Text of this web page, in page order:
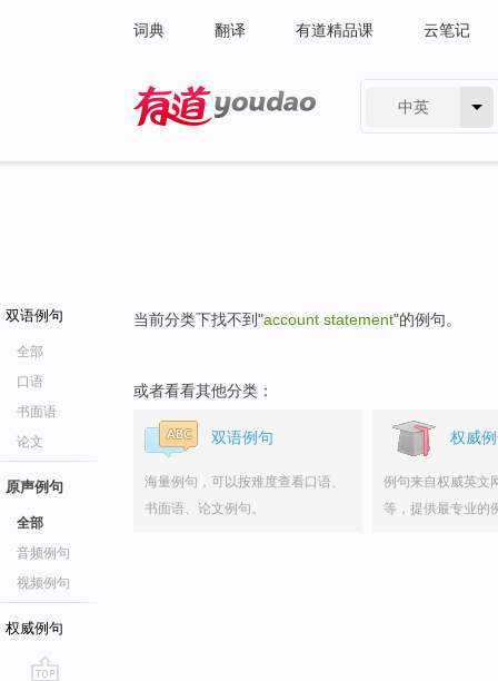
词典 翻译 有道精品课 云笔记
中英
双语例句
全部
口语
书面语
论文
原声例句
全部
音频例句
视频例句
权威例句
当前分类下找不到"account statement"的例句。
或者看看其他分类：
双语例句
海量例句，可以按难度查看口语、
书面语、论文例句。
权威
例句来自权威英文
等，提供最专业的